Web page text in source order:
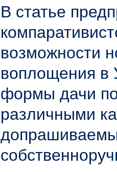
В статье
возможности
воплощения
формы дачи
различными